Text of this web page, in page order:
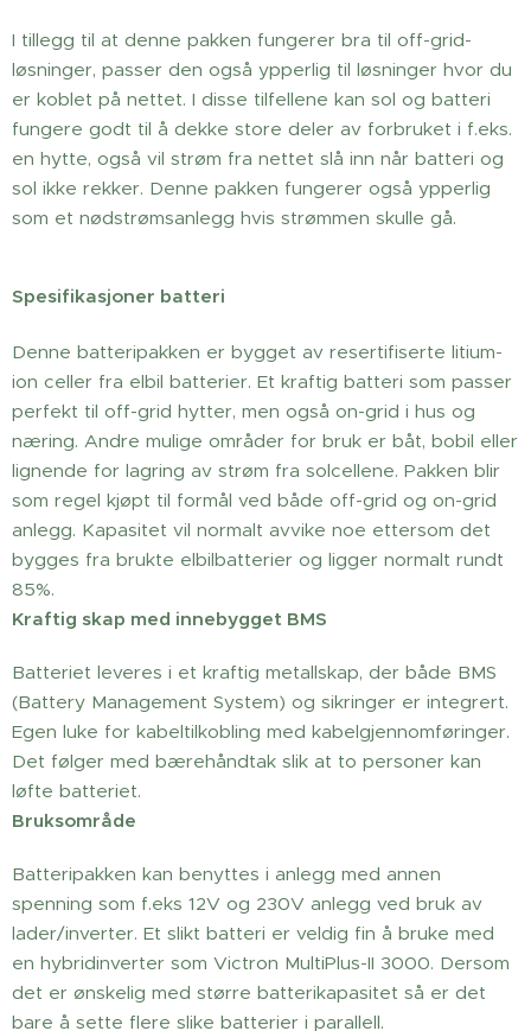
I tillegg til at denne pakken fungerer bra til off-grid-
løsninger, passer den også ypperlig til løsninger hvor du
er koblet på nettet. I disse tilfellene kan sol og batteri
fungere godt til å dekke store deler av forbruket i f.eks.
en hytte, også vil strøm fra nettet slå inn når batteri og
sol ikke rekker. Denne pakken fungerer også ypperlig
som et nødstrømsanlegg hvis strømmen skulle gå.
Spesifikasjoner batteri
Denne batteripakken er bygget av resertifiserte litium-
ion celler fra elbil batterier. Et kraftig batteri som passer
perfekt til off-grid hytter, men også on-grid i hus og
næring. Andre mulige områder for bruk er båt, bobil eller
lignende for lagring av strøm fra solcellene. Pakken blir
som regel kjøpt til formål ved både off-grid og on-grid
anlegg. Kapasitet vil normalt avvike noe ettersom det
bygges fra brukte elbilbatterier og ligger normalt rundt
85%.
Kraftig skap med innebygget BMS
Batteriet leveres i et kraftig metallskap, der både BMS
(Battery Management System) og sikringer er integrert.
Egen luke for kabeltilkobling med kabelgjennomføringer.
Det følger med bærehåndtak slik at to personer kan
løfte batteriet.
Bruksområde
Batteripakken kan benyttes i anlegg med annen
spenning som f.eks 12V og 230V anlegg ved bruk av
lader/inverter. Et slikt batteri er veldig fin å bruke med
en hybridinverter som Victron MultiPlus-II 3000. Dersom
det er ønskelig med større batterikapasitet så er det
bare å sette flere slike batterier i parallell.